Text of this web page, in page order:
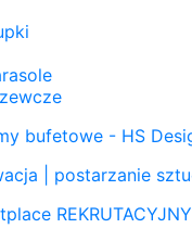
bufetowe - HS
| postarzanie
REKRUTACYJNY